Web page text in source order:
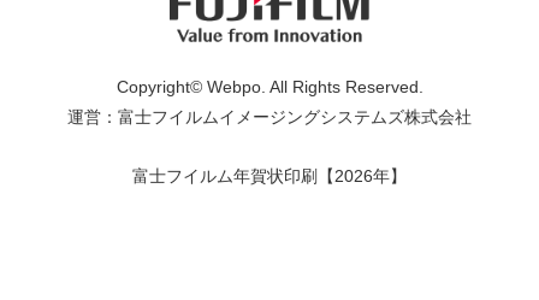
Copyright© Webpo. All Rights Reserved.
運営：富士フイルムイメージングシステムズ株式会社
富士フイルム年賀状印刷【2026年】